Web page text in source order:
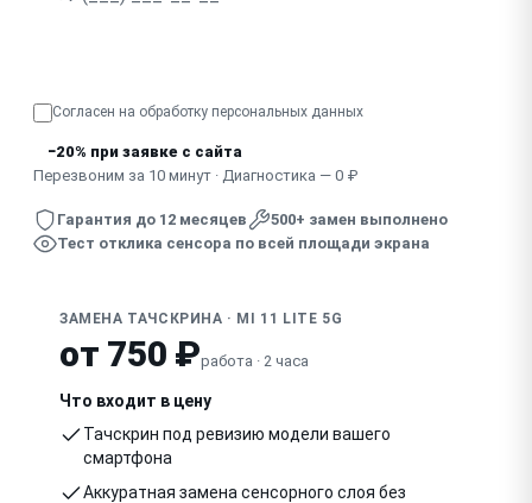
Согласен на обработку персональных данных
−20% при заявке с сайта
Перезвоним за 10 минут · Диагностика — 0 ₽
Гарантия до 12 месяцев
500+ замен выполнено
Тест отклика сенсора по всей площади экрана
ЗАМЕНА ТАЧСКРИНА · MI 11 LITE 5G
от 750 ₽работа · 2 часа
Что входит в цену
Тачскрин под ревизию модели вашего
смартфона
Аккуратная замена сенсорного слоя без